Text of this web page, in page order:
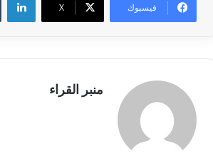
فيسبوك X
منبر القراء